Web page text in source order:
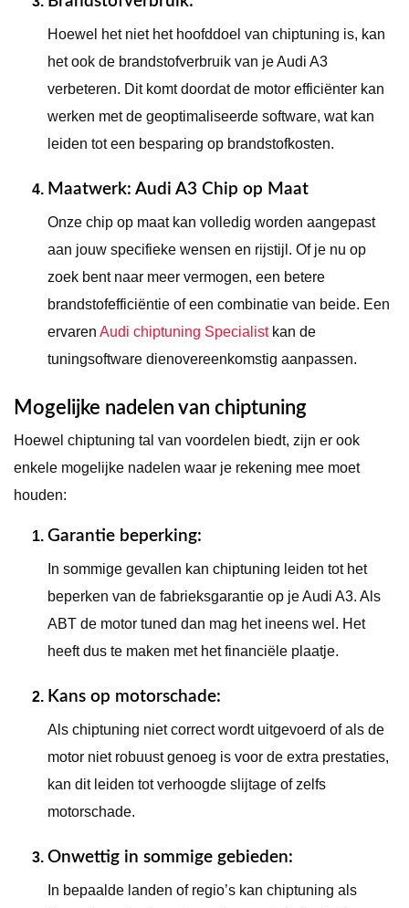
Hoewel het niet het hoofddoel van chiptuning is, kan
het ook de brandstofverbruik van je Audi A3
verbeteren. Dit komt doordat de motor efficiënter kan
werken met de geoptimaliseerde software, wat kan
leiden tot een besparing op brandstofkosten.
Maatwerk: Audi A3 Chip op Maat
Onze chip op maat kan volledig worden aangepast
aan jouw specifieke wensen en rijstijl. Of je nu op
zoek bent naar meer vermogen, een betere
brandstofefficiëntie of een combinatie van beide. Een
ervaren Audi chiptuning Specialistkan de
tuningsoftware dienovereenkomstig aanpassen.
Mogelijke nadelen van chiptuning
Hoewel chiptuning tal van voordelen biedt, zijn er ook
enkele mogelijke nadelen waar je rekening mee moet
houden:
Garantie beperking:
In sommige gevallen kan chiptuning leiden tot het
beperken van de fabrieksgarantie op je Audi A3. Als
ABT de motor tuned dan mag het ineens wel. Het
heeft dus te maken met het financiële plaatje.
Kans op motorschade:
Als chiptuning niet correct wordt uitgevoerd of als de
motor niet robuust genoeg is voor de extra prestaties,
kan dit leiden tot verhoogde slijtage of zelfs
motorschade.
Onwettig in sommige gebieden:
In bepaalde landen of regio’s kan chiptuning als